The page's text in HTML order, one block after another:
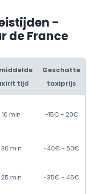
-
de France
tijd
Geschatte
taxiprijs
10 min ~15€ - 20€
30 min ~40€ - 50€
25 min ~35€ - 45€